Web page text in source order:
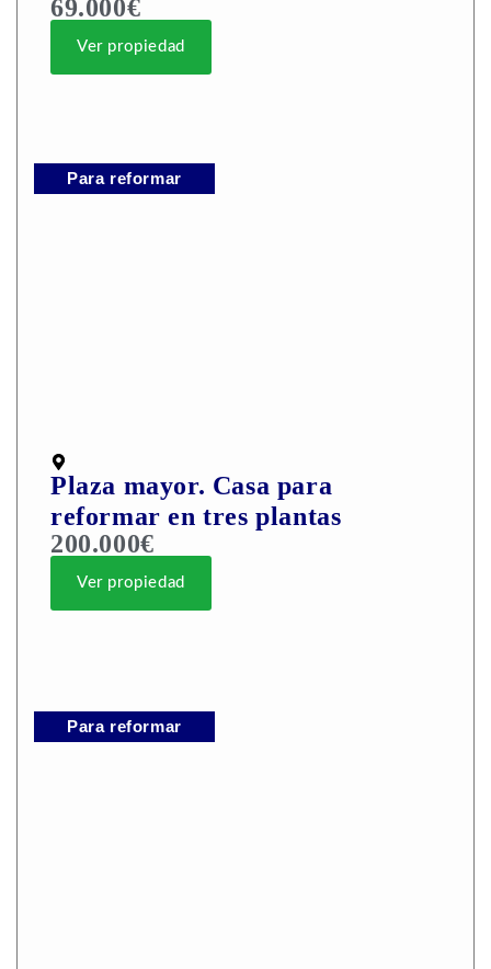
69.000€
Ver propiedad
Para reformar
Plaza mayor. Casa para
reformar en tres plantas
200.000€
Ver propiedad
Para reformar